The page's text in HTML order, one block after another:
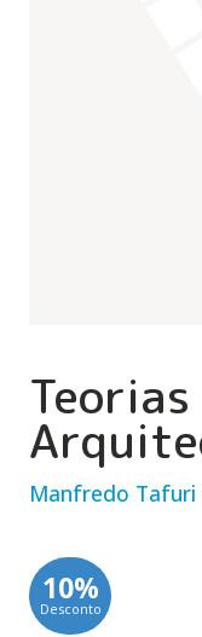
Manfredo Tafuri
10%
Desconto